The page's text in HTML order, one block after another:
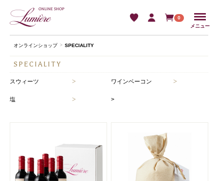
0
メニュー
オンラインショップ SPECIALITY
SPECIALITY
スウィーツ > ワインベーコン >
塩 > >